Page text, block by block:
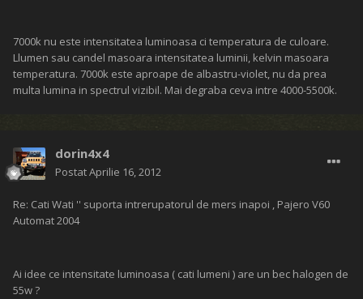
7000k nu este intensitatea luminoasa ci temperatura de culoare.
Llumen sau candel masoara intensitatea luminii, kelvin masoara
temperatura. 7000k este aproape de albastru-violet, nu da prea
multa lumina in spectrul vizibil. Mai degraba ceva intre 4000-5500k.
dorin4x4
PostatAprilie 16, 2012
Re: Cati Wati '' suporta intrerupatorul de mers inapoi , Pajero V60
Automat 2004
Ai idee ce intensitate luminoasa ( cati lumeni ) are un bec halogen de
55w ?